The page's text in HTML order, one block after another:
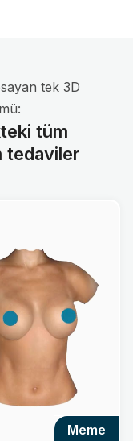
tek 3D
tüm
tedaviler
meme